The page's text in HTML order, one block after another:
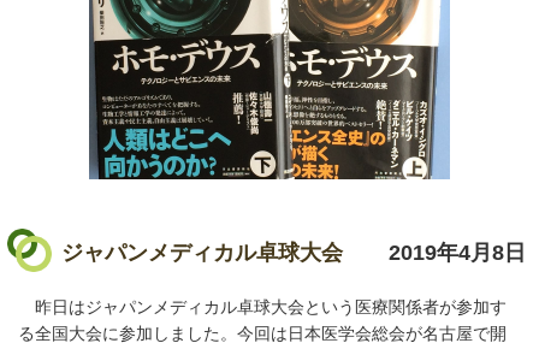
ジャパンメディカル卓球大会 2019年4月8日
昨日はジャパンメディカル卓球大会という医療関係者が参加す
る全国大会に参加しました。今回は日本医学会総会が名古屋で開